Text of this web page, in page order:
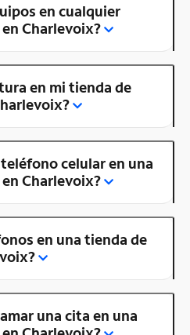
en cualquier
Charlevoix?
en mi tienda de
celular en una
Charlevoix?
en una tienda de
una cita en una